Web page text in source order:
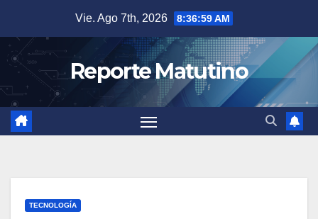
contenido
Vie. Ago 7th, 2026 8:37:01 AM
Reporte Matutino
TECNOLOGÍA